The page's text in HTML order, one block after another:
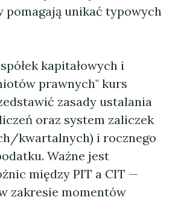
pomagają unikać typowych
kapitałowych i
prawnych" kurs
zasady ustalania
oraz system zaliczek
kwartalnych) i rocznego
Ważne jest
między PIT a CIT —
zakresie momentów